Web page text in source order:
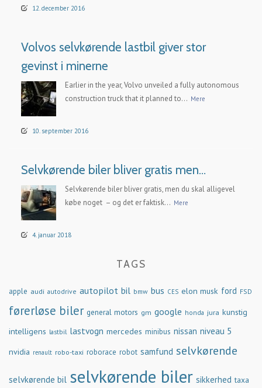
12. december 2016
Volvos selvkørende lastbil giver stor
gevinst i minerne
Earlier in the year, Volvo unveiled a fully autonomous
construction truck that it planned to... Mere
10. september 2016
Selvkørende biler bliver gratis men…
Selvkørende biler bliver gratis, men du skal alligevel
købe noget – og det er faktisk... Mere
4. januar 2018
TAGS
apple audi autodrive autopilot bil bmw bus CES elon musk ford FSD
førerløse biler general motors gm google honda jura kunstig
intelligens lastbil lastvogn mercedes minibus nissan niveau 5
nvidia renault robo-taxi roborace robot samfund selvkørende
selvkørende bil selvkørende biler sikkerhed taxa